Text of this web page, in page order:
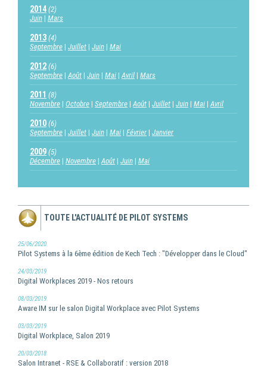
2014 (2)
Juin Mars
2013 (4)
Septembre Juillet Juin Mai
2012 (6)
Septembre Août Juin Mai Avril Mars
2011 (8)
Novembre Octobre Septembre Août Juillet Juin Mai Avril
2010 (6)
Septembre Juillet Juin Mai Février Janvier
2009 (5)
Décembre Novembre Août Juin Mai
TOUTE L'ACTUALITÉ DE PILOT SYSTEMS
25/06/2020
Pilot Systems à la 6ème édition de Kech Tech : "Développer dans le Cloud"
24/03/2019
Digital Workplaces 2019 - Nos retours
08/03/2019
Aware IM sur le salon Digital Workplace avec Pilot Systems
03/03/2019
Digital Workplace, Salon 2019
20/03/2018
Salon Intranet - RSE & Collaboratif : version 2018